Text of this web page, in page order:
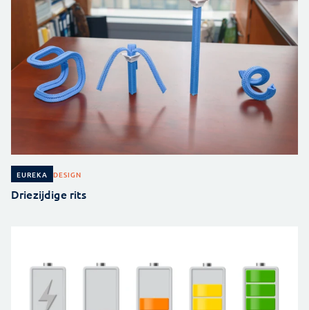
EUREKA DESIGN
Driezijdige rits